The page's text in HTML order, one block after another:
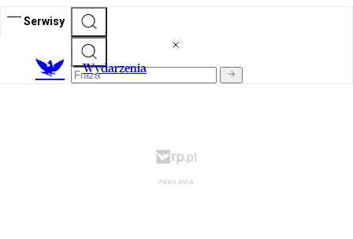
Serwisy
Wydarzenia